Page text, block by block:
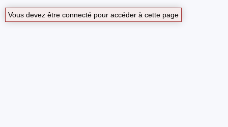
Vous devez être connecté pour accéder à cette page